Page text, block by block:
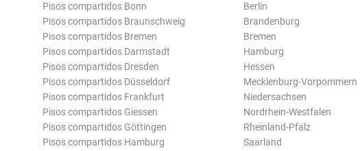
Pisos compartidos Bonn
Pisos compartidos Braunschweig
Pisos compartidos Bremen
Pisos compartidos Darmstadt
Pisos compartidos Dresden
Pisos compartidos Düsseldorf
Pisos compartidos Frankfurt
Pisos compartidos Giessen
Pisos compartidos Göttingen
Pisos compartidos Hamburg
Berlin
Brandenburg
Bremen
Hamburg
Hessen
Mecklenburg-Vorpommern
Niedersachsen
Nordrhein-Westfalen
Rheinland-Pfalz
Saarland